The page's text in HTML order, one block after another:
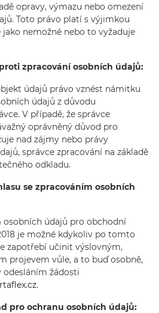
opravy, výmazu nebo omezení
Toto právo platí s výjimkou
jako nemožné nebo to vyžaduje
zpracování osobních údajů:
údajů právo vznést námitku
údajů z důvodu
V případě, že správce
oprávněný důvod pro
nad zájmy nebo právy
správce zpracování na základě
odkladu.
se zpracováním osobních
osobních údajů pro obchodní
je možné kdykoliv po tomto
zapotřebí učinit výslovným,
projevem vůle, a to buď osobně,
odesláním žádosti
.
pro ochranu osobních údajů: